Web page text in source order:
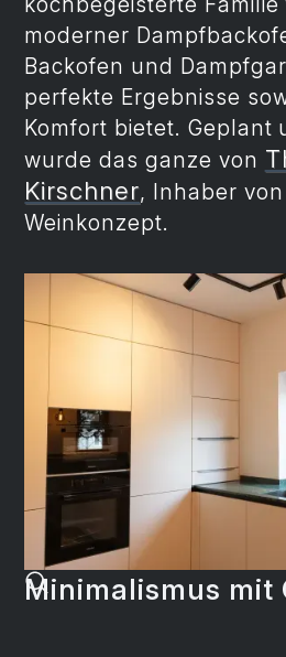
moderner
Backofen und
perfekte Ergebnisse
Komfort bietet. Geplant
wurde das ganze von
Kirschner, Inhaber
Weinkonzept.
Minimalismus mit